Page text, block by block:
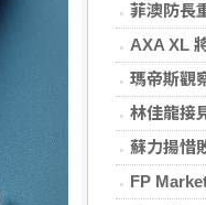
菲澳防長重申
AXA XL 將收購
瑪帝斯觀察中
林佳龍接見「自
蘇力揚惜敗大
FP Markets 市場分